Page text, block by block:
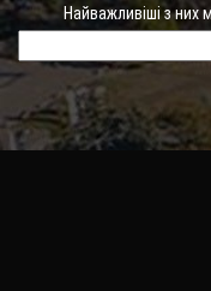
Найважливіші з